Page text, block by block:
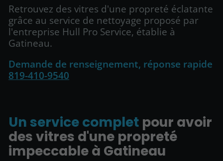
Retrouvez des vitres d'une propreté éclatante
grâce au service de nettoyage proposé par
l'entreprise Hull Pro Service, établie à
Gatineau.
Demande de renseignement, réponse rapide
819-410-9540
Un service complet pour avoir
des vitres d'une propreté
impeccable à Gatineau